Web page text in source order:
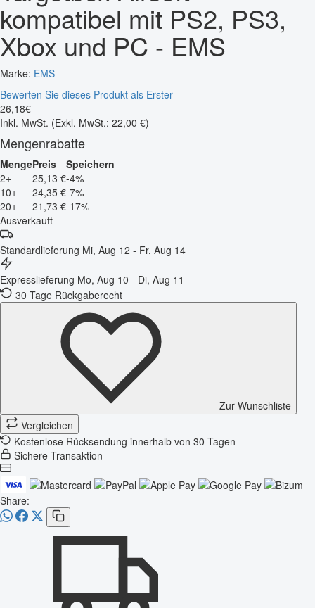
kompatibel mit PS2, PS3,
Xbox und PC - EMS
Marke: EMS
Bewerten Sie dieses Produkt als Erster
26,18€
Inkl. MwSt. (Exkl. MwSt.: 22,00 €)
Mengenrabatte
MengePreis
Speichern
2+
25,13 €-4%
10+
24,35 €-7%
20+
21,73 €-17%
Ausverkauft
Standardlieferung Mi, Aug 12 - Fr, Aug 14
Expresslieferung Mo, Aug 10 - Di, Aug 11
30 Tage Rückgaberecht
Zur Wunschliste
Vergleichen
Kostenlose Rücksendung innerhalb von 30 Tagen
Sichere Transaktion
Share: